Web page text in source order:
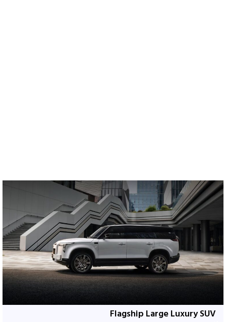
Flagship Large Luxury SUV